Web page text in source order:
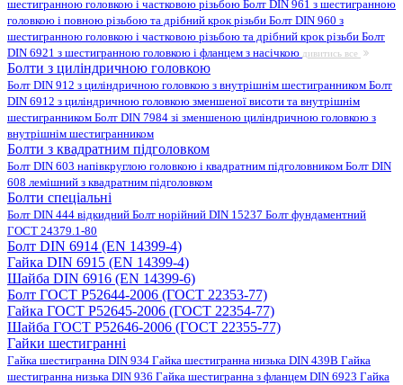
шестигранною головкою і частковою різьбою Болт DIN 961 з шестигранною
головкою і повною різьбою та дрібний крок різьби Болт DIN 960 з
шестигранною головкою і частковою різьбою та дрібний крок різьби Болт
DIN 6921 з шестигранною головкою і фланцем з насічкою дивитись все
Болти з циліндричною головкою
Болт DIN 912 з циліндричною головкою з внутрішнім шестигранником Болт
DIN 6912 з циліндричною головкою зменшеної висоти та внутрішнім
шестигранником Болт DIN 7984 зі зменшеною циліндричною головкою з
внутрішнім шестигранником
Болти з квадратним підголовком
Болт DIN 603 напівкруглою головкою і квадратним підголовником Болт DIN
608 лемішний з квадратним підголовком
Болти спеціальні
Болт DIN 444 відкидний Болт норійний DIN 15237 Болт фундаментний
ГОСТ 24379.1-80
Болт DIN 6914 (EN 14399-4)
Гайка DIN 6915 (EN 14399-4)
Шайба DIN 6916 (EN 14399-6)
Болт ГОСТ Р52644-2006 (ГОСТ 22353-77)
Гайка ГОСТ Р52645-2006 (ГОСТ 22354-77)
Шайба ГОСТ Р52646-2006 (ГОСТ 22355-77)
Гайки шестигранні
Гайка шестигранна DIN 934 Гайка шестигранна низька DIN 439B Гайка
шестигранна низька DIN 936 Гайка шестигранна з фланцем DIN 6923 Гайка